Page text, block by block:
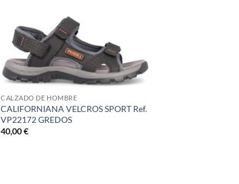
CALZADO DE HOMBRE
CALIFORNIANA VELCROS SPORT Ref.
VP22172 GREDOS
40,00€